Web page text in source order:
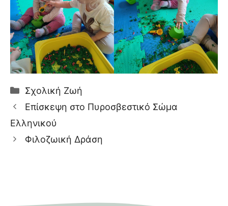
Κατηγορίες
Σχολική Ζωή
Επίσκεψη στο Πυροσβεστικό Σώμα
Ελληνικού
Φιλοζωική Δράση